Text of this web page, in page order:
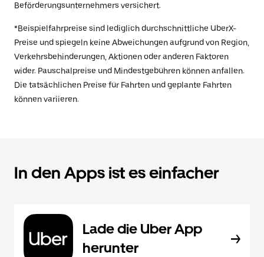
Beförderungsunternehmers versichert.
*Beispielfahrpreise sind lediglich durchschnittliche UberX-
Preise und spiegeln keine Abweichungen aufgrund von Region,
Verkehrsbehinderungen, Aktionen oder anderen Faktoren
wider. Pauschalpreise und Mindestgebühren können anfallen.
Die tatsächlichen Preise für Fahrten und geplante Fahrten
können variieren.
In den Apps ist es einfacher
Lade die Uber App
herunter